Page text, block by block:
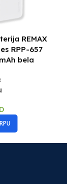
REMAX
RPP-657
bela